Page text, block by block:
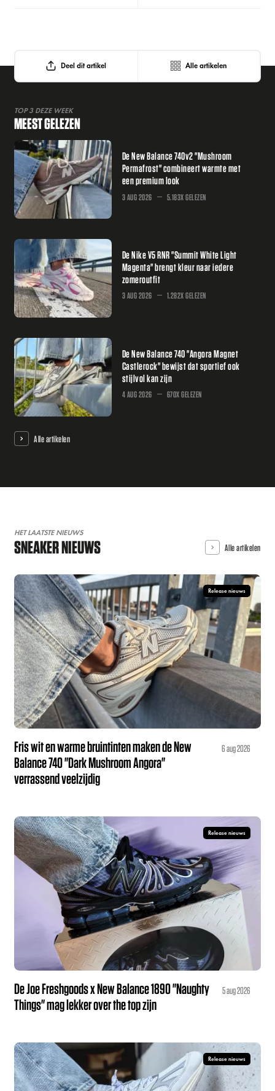
Deel dit artikel Alle artikelen
TOP 3 DEZE WEEK
MEEST GELEZEN
De New Balance 740v2 "Mushroom
Permafrost" combineert warmte met
een premium look
3 AUG 2026 5.183X GELEZEN
De Nike V5 RNR "Summit White Light
Magenta" brengt kleur naar iedere
zomeroutfit
3 AUG 2026 1.282X GELEZEN
De New Balance 740 "Angora Magnet
Castlerock" bewijst dat sportief ook
stijlvol kan zijn
4 AUG 2026 670X GELEZEN
Alle artikelen
HET LAATSTE NIEUWS
SNEAKER NIEUWS Alle artikelen
Release nieuws
Fris wit en warme bruintinten maken de New
Balance 740 "Dark Mushroom Angora"
verrassend veelzijdig
6 aug 2026
Release nieuws
De Joe Freshgoods x New Balance 1890 "Naughty
Things" mag lekker over the top zijn
5 aug 2026
Release nieuws